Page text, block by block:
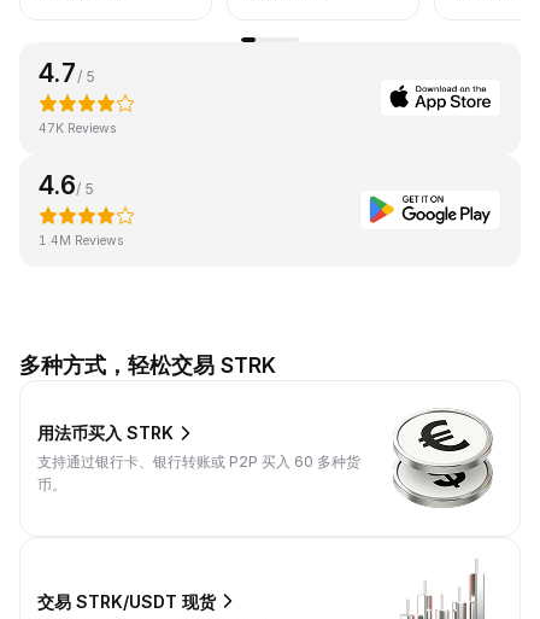
4.7 / 5
47K Reviews
4.6/ 5
1.4M Reviews
多种方式，轻松交易 STRK
用法币买入 STRK
支持通过银行卡、银行转账或 P2P 买入 60 多种货
币。
交易 STRK/USDT 现货